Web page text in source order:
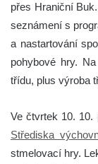
přes Hraniční
seznámení s
a nastartování
pohybové hry.
třídu, plus výroba
Ve čtvrtek 10. 10.
Střediska
stmelovací hry.